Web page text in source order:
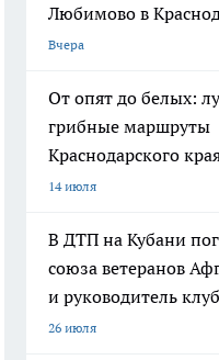
Любимово в
Вчера
От опят до белых:
грибные маршруты
Краснодарского
14 июля
В ДТП на Кубани
союза ветеранов
и руководитель
26 июля